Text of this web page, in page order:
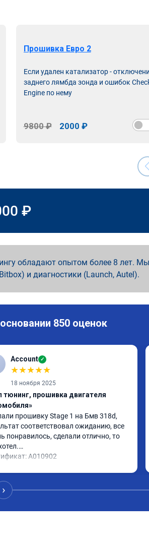
Прошивка Евро 2
Если удален катализатор -
заднего лямбда зонда и ошибок
Engine по нему
9800 ₽ 2000 ₽
₽
обладают опытом более 8 лет.
и диагностики (Launch, Autel).
850 оценок
Account ✓
★★★★★
18 ноября 2025
тюнинг, прошивка двигателя
прошивку Stage 1 на Бмв 318d,
соответствовал ожиданию, все
понравилось, сделали отлично, то
A010902
›